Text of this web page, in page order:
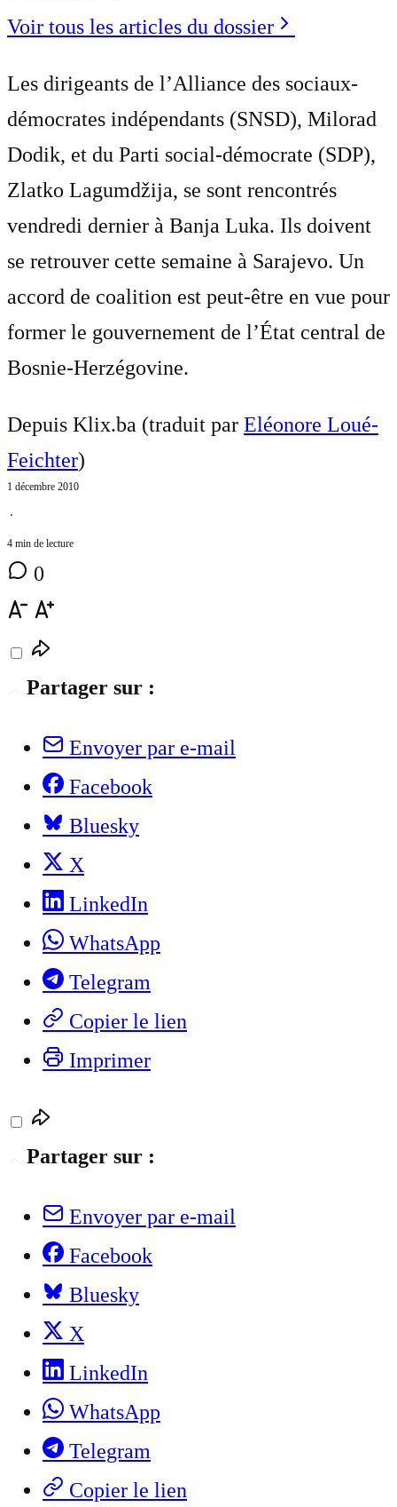
Voir tous les articles du dossier
Les dirigeants de l’Alliance des sociaux-
démocrates indépendants (SNSD), Milorad
Dodik, et du Parti social-démocrate (SDP),
Zlatko Lagumdžija, se sont rencontrés
vendredi dernier à Banja Luka. Ils doivent
se retrouver cette semaine à Sarajevo. Un
accord de coalition est peut-être en vue pour
former le gouvernement de l’État central de
Bosnie-Herzégovine.
Depuis Klix.ba (traduit par Eléonore Loué-
Feichter)
1 décembre 2010
⋅
4 min de lecture
0
Partager sur :
Envoyer par e-mail
Facebook
Bluesky
X
LinkedIn
WhatsApp
Telegram
Copier le lien
Imprimer
Partager sur :
Envoyer par e-mail
Facebook
Bluesky
X
LinkedIn
WhatsApp
Telegram
Copier le lien